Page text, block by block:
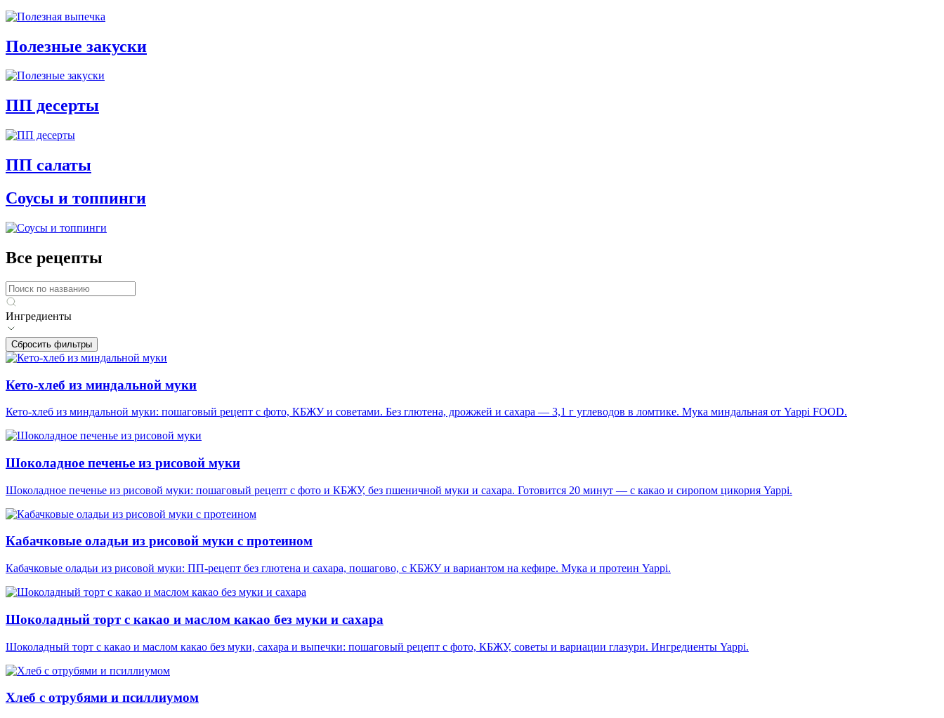
Полезные закуски
ПП десерты
ПП салаты
Соусы и топпинги
Все рецепты
Ингредиенты
Сбросить фильтры
Кето-хлеб из миндальной муки
Кето-хлеб из миндальной муки: пошаговый рецепт с фото, КБЖУ и советами. Без глютена, дрожжей и сахара — 3,1 г углеводов в ломтике. Мука миндальная от Yappi FOOD.
Шоколадное печенье из рисовой муки
Шоколадное печенье из рисовой муки: пошаговый рецепт с фото и КБЖУ, без пшеничной муки и сахара. Готовится 20 минут — с какао и сиропом цикория Yappi.
Кабачковые оладьи из рисовой муки с протеином
Кабачковые оладьи из рисовой муки: ПП-рецепт без глютена и сахара, пошагово, с КБЖУ и вариантом на кефире. Мука и протеин Yappi.
Шоколадный торт с какао и маслом какао без муки и сахара
Шоколадный торт с какао и маслом какао без муки, сахара и выпечки: пошаговый рецепт с фото, КБЖУ, советы и вариации глазури. Ингредиенты Yappi.
Хлеб с отрубями и псиллиумом